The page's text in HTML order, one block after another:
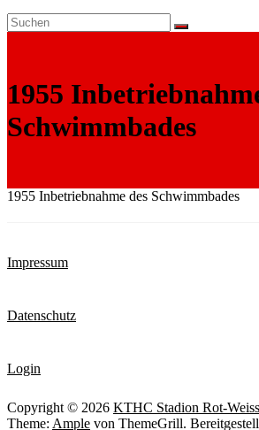
1955
Schwimmbades
1955 Inbetriebnahme des Schwimmbades
Impressum
Datenschutz
Login
Copyright © 2026 KTHC Stadion Rot-Weiss
Theme: Ample von ThemeGrill.